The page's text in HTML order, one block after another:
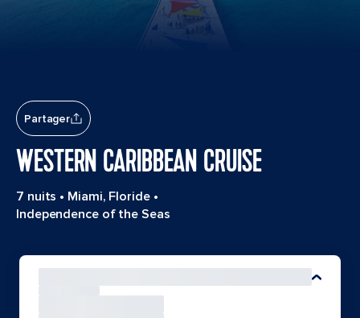
Partager
WESTERN CARIBBEAN CRUISE
7 nuits • Miami, Floride•
Independence of the Seas